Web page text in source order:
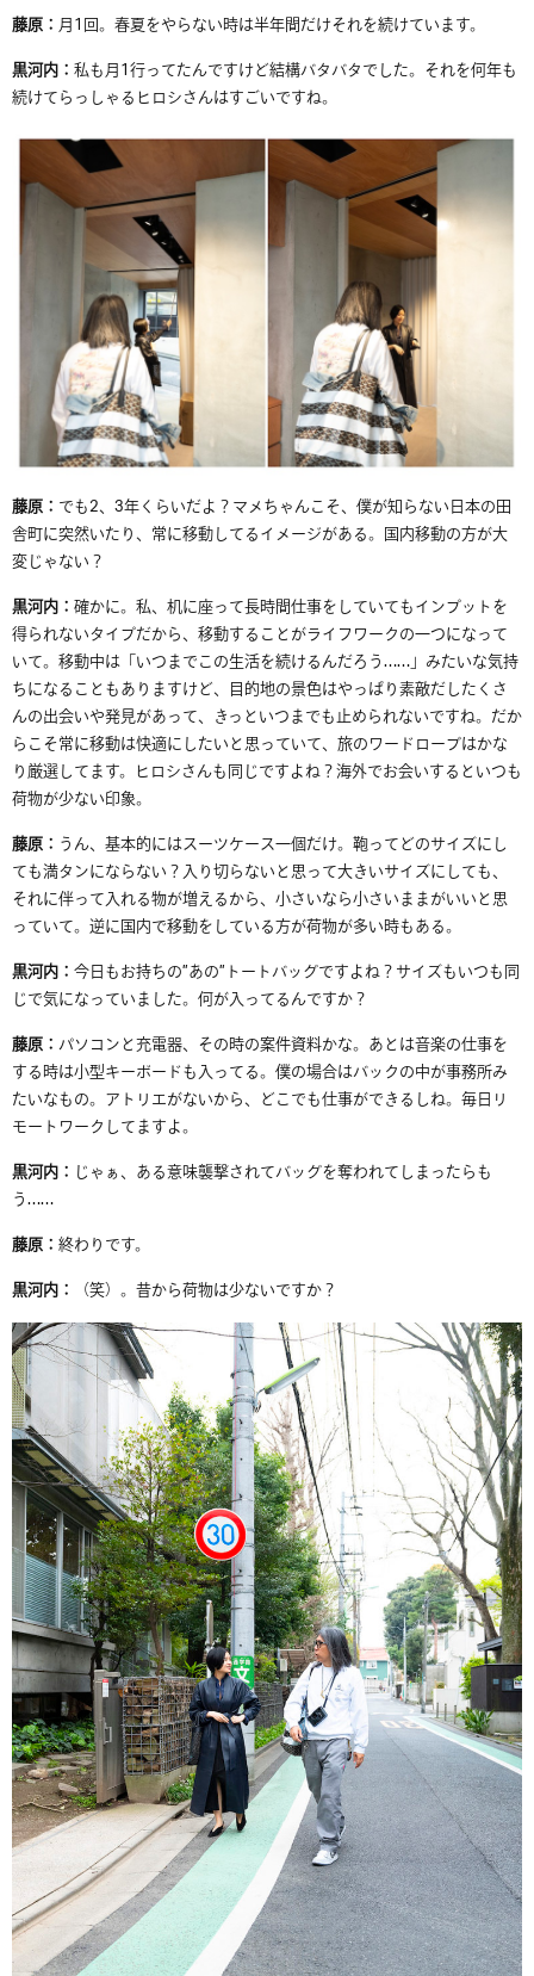
藤原：月1回。春夏をやらない時は半年間だけそれを続けています。
黒河内：私も月1行ってたんですけど結構バタバタでした。それを何年も
続けてらっしゃるヒロシさんはすごいですね。
藤原： でも2、 3年くらいだよ？マメちゃんこそ、僕が知らない日本の田
舎町に突然いたり、常に移動してるイメージがある。国内移動の方が大
変じゃない？
黒河内：確かに。私、机に座って長時間仕事をしていてもインプットを
得られないタイプだから、移動することがライフワークの一つになって
いて。移動中は「いつまでこの生活を続けるんだろう……」みたいな気持
ちになることもありますけど、目的地の景色はやっぱり素敵だしたくさ
んの出会いや発見があって、きっといつまでも止められないですね。だか
らこそ常に移動は快適にしたいと思っていて、旅のワードローブはかな
り厳選してます。ヒロシさんも同じですよね？海外でお会いするといつも
荷物が少ない印象。
藤原： うん、基本的にはスーツケース一個だけ。鞄ってどのサイズにし
ても満タンにならない？入り切らないと思って大きいサイズにしても、
それに伴って入れる物が増えるから、小さいなら小さいままがいいと思
っていて。逆に国内で移動をしている方が荷物が多い時もある。
黒河内：今日もお持ちの”あの”トートバッグですよね？サイズもいつも同
じで気になっていました。何が入ってるんですか？
藤原：パソコンと充電器、その時の案件資料かな。あとは音楽の仕事を
する時は小型キーボードも入ってる。僕の場合はバックの中が事務所み
たいなもの。アトリエがないから、どこでも仕事ができるしね。毎日リ
モートワークしてますよ。
黒河内： じゃぁ、ある意味襲撃されてバッグを奪われてしまったらも
う……
藤原：終わりです。
黒河内： （笑）。昔から荷物は少ないですか？